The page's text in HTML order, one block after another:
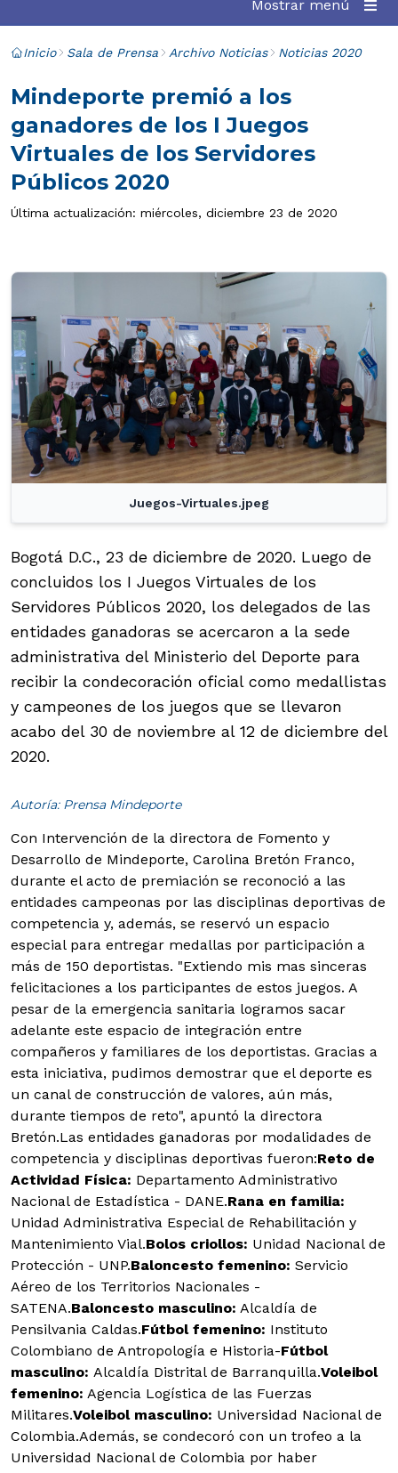
Mostrar menú
Inicio Sala de Prensa Archivo Noticias Noticias 2020
Mindeporte premió a los
ganadores de los I Juegos
Virtuales de los Servidores
Públicos 2020
Última actualización: miércoles, diciembre 23 de 2020
Juegos-Virtuales.jpeg
Bogotá D.C., 23 de diciembre de 2020. Luego de
concluidos los I Juegos Virtuales de los
Servidores Públicos 2020, los delegados de las
entidades ganadoras se acercaron a la sede
administrativa del Ministerio del Deporte para
recibir la condecoración oficial como medallistas
y campeones de los juegos que se llevaron
acabo del 30 de noviembre al 12 de diciembre del
2020.
Autoría: Prensa Mindeporte
Con Intervención de la directora de Fomento y
Desarrollo de Mindeporte, Carolina Bretón Franco,
durante el acto de premiación se reconoció a las
entidades campeonas por las disciplinas deportivas de
competencia y, además, se reservó un espacio
especial para entregar medallas por participación a
más de 150 deportistas. "Extiendo mis mas sinceras
felicitaciones a los participantes de estos juegos. A
pesar de la emergencia sanitaria logramos sacar
adelante este espacio de integración entre
compañeros y familiares de los deportistas. Gracias a
esta iniciativa, pudimos demostrar que el deporte es
un canal de construcción de valores, aún más,
durante tiempos de reto", apuntó la directora
Bretón.Las entidades ganadoras por modalidades de
competencia y disciplinas deportivas fueron:Reto de
Actividad Física: Departamento Administrativo
Nacional de Estadística - DANE.Rana en familia:
Unidad Administrativa Especial de Rehabilitación y
Mantenimiento Vial.Bolos criollos: Unidad Nacional de
Protección - UNP.Baloncesto femenino: Servicio
Aéreo de los Territorios Nacionales -
SATENA.Baloncesto masculino: Alcaldía de
Pensilvania Caldas.Fútbol femenino: Instituto
Colombiano de Antropología e Historia-Fútbol
masculino: Alcaldía Distrital de Barranquilla.Voleibol
femenino: Agencia Logística de las Fuerzas
Militares.Voleibol masculino: Universidad Nacional de
Colombia.Además, se condecoró con un trofeo a la
Universidad Nacional de Colombia por haber